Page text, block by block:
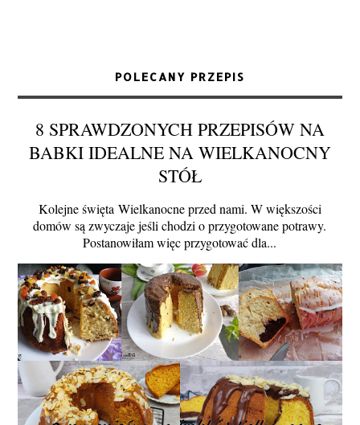
POLECANY PRZEPIS
8 SPRAWDZONYCH PRZEPISÓW NA
BABKI IDEALNE NA WIELKANOCNY
STÓŁ
Kolejne święta Wielkanocne przed nami. W większości
domów są zwyczaje jeśli chodzi o przygotowane potrawy.
Postanowiłam więc przygotować dla...